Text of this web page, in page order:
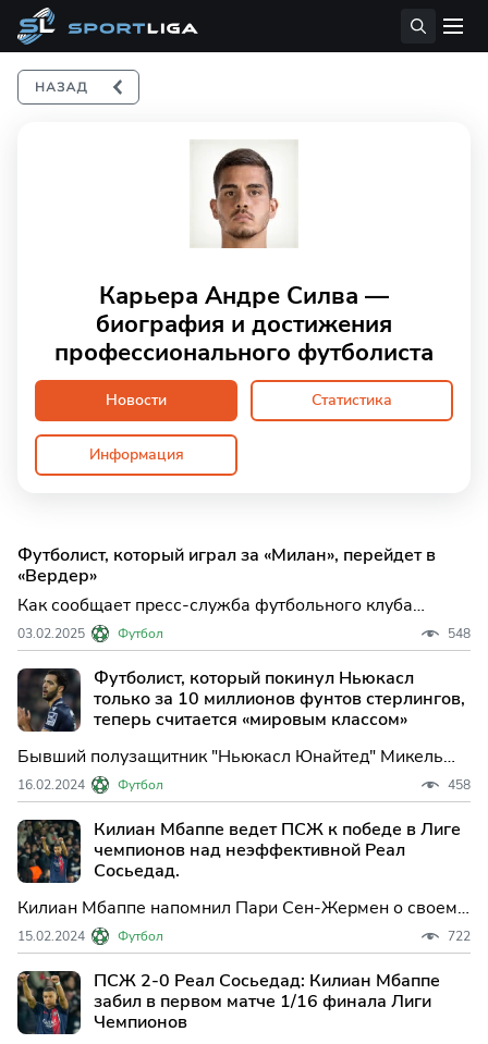
Карьера Андре Силва —
биография и достижения
профессионального футболиста
Новости Статистика
Информация
Футболист, который играл за «Милан», перейдет в
«Вердер»
Как сообщает пресс-служба футбольного клуба
«Вердер», команда официально подтвердила
приобретение нападающего Андре Силвы из «РБ
Лейпциг» на условиях аренды до завершения
текущего сезона.
03.02.2025 Футбол 548
Футболист, который покинул Ньюкасл
только за 10 миллионов фунтов стерлингов,
теперь считается «мировым классом»
Бывший полузащитник "Ньюкасл Юнайтед" Микель
Мерино теперь демонстрирует свои навыки на стадии
плей-офф Лиги чемпионов, и одноклубник из "Реал
Сосьедад" называет испанского игрока "мировым
классом".
16.02.2024 Футбол 458
Килиан Мбаппе ведет ПСЖ к победе в Лиге
чемпионов над неэффективной Реал
Сосьедад.
Килиан Мбаппе напомнил Пари Сен-Жермен о своем
элитном таланте, после того как он привел свою
команду к победе со счетом 2-0 над Реал Сосьедад в
первом матче 1/8 финала Лиги чемпионов.
15.02.2024 Футбол 722
ПСЖ 2-0 Реал Сосьедад: Килиан Мбаппе
забил в первом матче 1/16 финала Лиги
Чемпионов